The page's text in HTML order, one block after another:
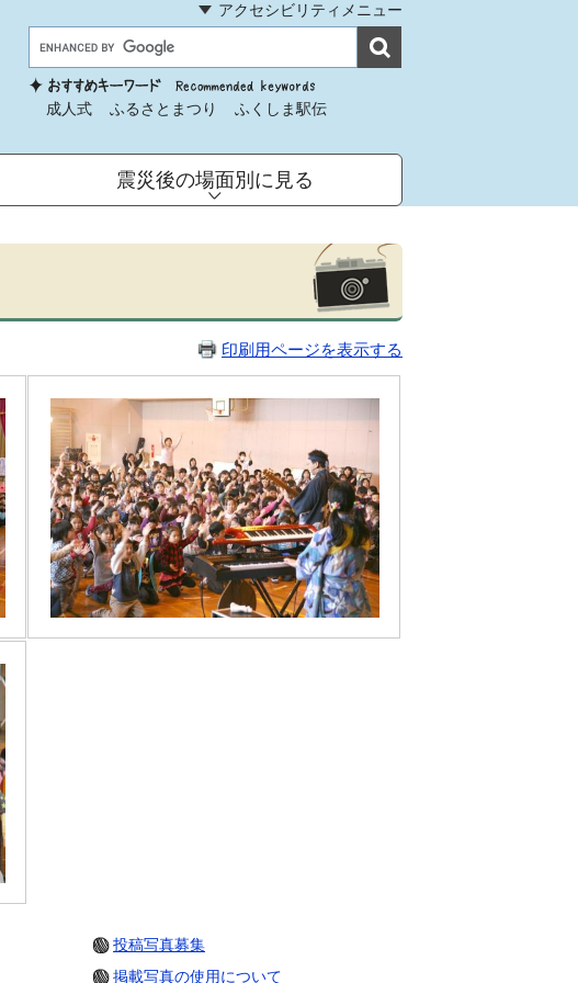
アクセシビリティメニュー
成人式 ふるさとまつり ふくしま駅伝
震災後の場面別に見る
印刷用ページを表示する
投稿写真募集
掲載写真の使用について